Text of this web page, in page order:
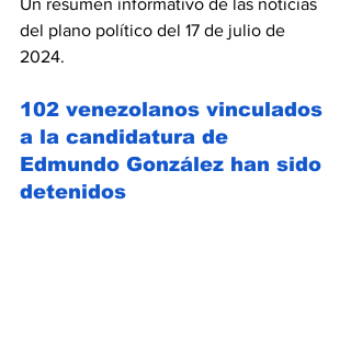
del plano político del 17 de julio de
2024.
102 venezolanos vinculados
a la candidatura de
Edmundo González han sido
detenidos